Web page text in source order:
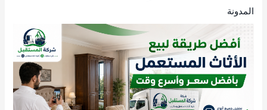
المدونة